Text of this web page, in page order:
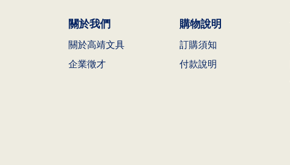
關於我們
關於高靖文具
企業徵才
購物說明
訂購須知
付款說明